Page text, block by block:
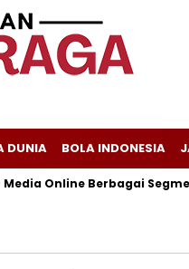
DUNIA BOLA INDONESIA
Online Berbagai